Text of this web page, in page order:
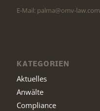
E-Mail: palma@omv-law.com
KATEGORIEN
Aktuelles
Anwälte
Compliance